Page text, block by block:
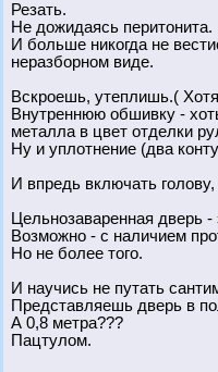
Резать.
Не дожидаясь перитонита.
И больше никогда не
неразборном виде.
Вскроешь, утеплишь.(
Внутреннюю обшивку -
металла в цвет отделки
Ну и уплотнение (два
И впредь включать
Цельнозаваренная дверь -
Возможно - с наличием
Но не более того.
И научись не путать
Представляешь дверь в
А 0,8 метра???
Пацтулом.